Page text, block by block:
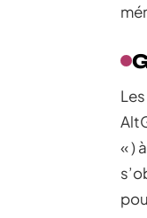
Les
« )